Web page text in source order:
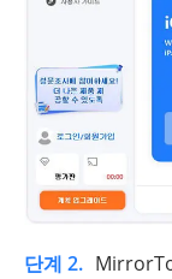
단계 2.